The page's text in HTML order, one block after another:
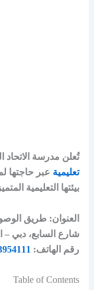
تُعلن مدرسة
تعليمية عبر حاجتها
بيئتها التعليمية
العنوان: طريق
شارع السابع، دبي –
رقم الهاتف:
Table of Contents